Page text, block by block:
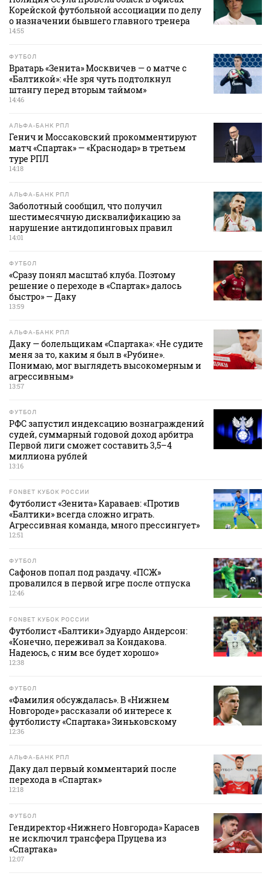
Корейской футбольной ассоциации по делу
о назначении бывшего главного тренера
14:55
ФУТБОЛ
Вратарь «Зенита» Москвичев — о матче с
«Балтикой»: «Не зря чуть подтолкнул
штангу перед вторым таймом»
14:46
АЛЬФА-БАНК РПЛ
Генич и Моссаковский прокомментируют
матч «Спартак» — «Краснодар» в третьем
туре РПЛ
14:18
АЛЬФА-БАНК РПЛ
Заболотный сообщил, что получил
шестимесячную дисквалификацию за
нарушение антидопинговых правил
14:01
ФУТБОЛ
«Сразу понял масштаб клуба. Поэтому
решение о переходе в «Спартак» далось
быстро» — Даку
13:59
АЛЬФА-БАНК РПЛ
Даку — болельщикам «Спартака»: «Не судите
меня за то, каким я был в «Рубине».
Понимаю, мог выглядеть высокомерным и
агрессивным»
13:57
ФУТБОЛ
РФС запустил индексацию вознаграждений
судей, суммарный годовой доход арбитра
Первой лиги сможет составить 3,5–4
миллиона рублей
13:16
FONBET КУБОК РОССИИ
Футболист «Зенита» Караваев: «Против
«Балтики» всегда сложно играть.
Агрессивная команда, много прессингует»
12:51
ФУТБОЛ
Сафонов попал под раздачу. «ПСЖ»
провалился в первой игре после отпуска
12:46
FONBET КУБОК РОССИИ
Футболист «Балтики» Эдуардо Андерсон:
«Конечно, переживал за Кондакова.
Надеюсь, с ним все будет хорошо»
12:38
ФУТБОЛ
«Фамилия обсуждалась». В «Нижнем
Новгороде» рассказали об интересе к
футболисту «Спартака» Зиньковскому
12:36
АЛЬФА-БАНК РПЛ
Даку дал первый комментарий после
перехода в «Спартак»
12:18
ФУТБОЛ
Гендиректор «Нижнего Новгорода» Карасев
не исключил трансфера Пруцева из
«Спартака»
12:07